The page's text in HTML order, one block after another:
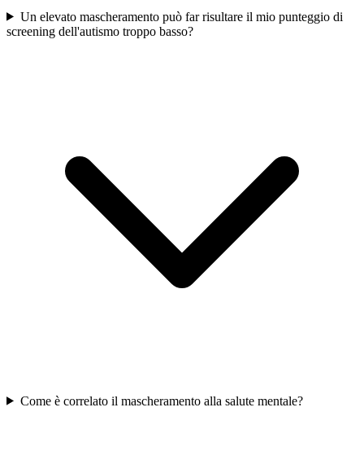
Un elevato mascheramento può far risultare il mio punteggio di
screening dell'autismo troppo basso?
Come è correlato il mascheramento alla salute mentale?